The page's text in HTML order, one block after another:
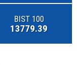
BIST 100
13779.39